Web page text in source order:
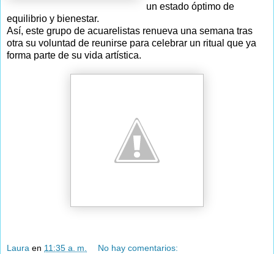
un estado óptimo de
equilibrio y bienestar.
Así, este grupo de acuarelistas renueva una semana tras
otra su voluntad de reunirse para celebrar un ritual que ya
forma parte de su vida artística.
Laura en 11:35 a. m. No hay comentarios: